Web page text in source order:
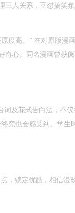
人关系，互怼搞笑
度高。” 在对原版漫
心。同名漫画曾获
及花式告白法，不
究也会感受到。学
点，锁定优酷，相信漫